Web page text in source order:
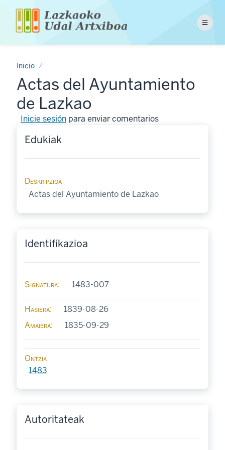
contenido
Menu
Inicio
Actas del Ayuntamiento
de Lazkao
Inicie sesiónpara enviar comentarios
Edukiak
Deskripzioa
Actas del Ayuntamiento de Lazkao
Identifikazioa
Signatura 1483-007
Hasiera
1839-08-26
Amaiera
1835-09-29
Ontzia
1483
Autoritateak